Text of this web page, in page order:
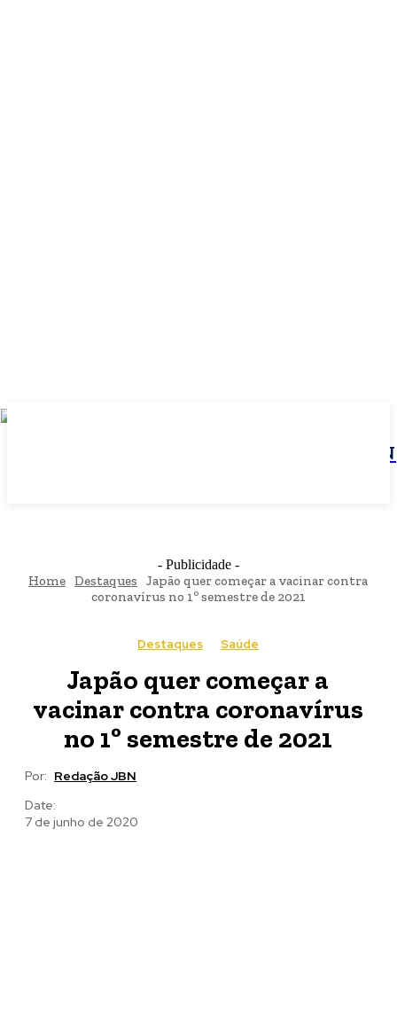
JBN
- Publicidade -
Home Destaques
Japão quer começar a vacinar contra
coronavírus no 1º semestre de 2021
Destaques Saúde
Japão quer começar a
vacinar contra coronavírus
no 1º semestre de 2021
Por: Redação JBN
Date:
7 de junho de 2020